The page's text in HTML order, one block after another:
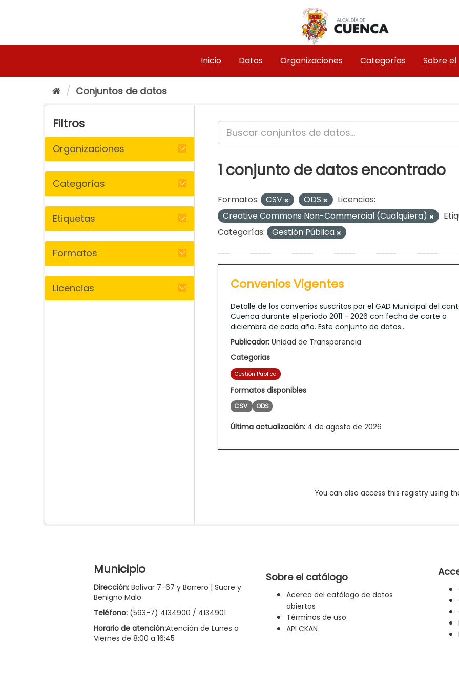
Inicio Datos Organizaciones Categorías Sobre
Conjuntos de datos
Filtros
Organizaciones
Categorías
Etiquetas
Formatos
Licencias
1 conjunto de datos encontrado
Formatos: CSV ODS
Licencias:
Creative Commons Non-Commercial (Cualquiera)
Categorías:
Gestión Pública
Convenios Vigentes
Detalle de los convenios suscritos por el GAD Municipal del
Cuenca durante el periodo 2011 - 2026 con fecha de corte a
diciembre de cada año. Este conjunto de datos...
Publicador: Unidad de Transparencia
Categorias
Gestión Pública
Formatos disponibles
CSV ODS
Última actualización: 4 de agosto de 2026
You can also access this registry using
Municipio
Dirección: Bolívar 7-67 y Borrero | Sucre y
Benigno Malo
Teléfono: (593-7) 4134900 / 4134901
Horario de atención:Atención de Lunes a
Viernes de 8:00 a 16:45
Sobre el catálogo
Acerca del catálogo de datos
abiertos
Términos de uso
API CKAN